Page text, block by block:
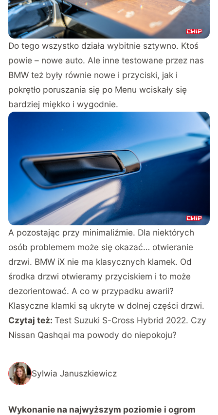
Do tego wszystko działa wybitnie sztywno. Ktoś
powie – nowe auto. Ale inne testowane przez nas
BMW też były równie nowe i przyciski, jak i
pokrętło poruszania się po Menu wciskały się
bardziej miękko i wygodnie.
A pozostając przy minimaliźmie. Dla niektórych
osób problemem może się okazać… otwieranie
drzwi. BMW iX nie ma klasycznych klamek. Od
środka drzwi otwieramy przyciskiem i to może
dezorientować. A co w przypadku awarii?
Klasyczne klamki są ukryte w dolnej części drzwi.
Czytaj też:Test Suzuki S-Cross Hybrid 2022. Czy
Nissan Qashqai ma powody do niepokoju?
Sylwia Januszkiewicz
Wykonanie na najwyższym poziomie i ogrom